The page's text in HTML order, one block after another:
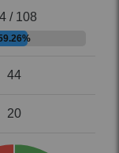
/ 108
44
20